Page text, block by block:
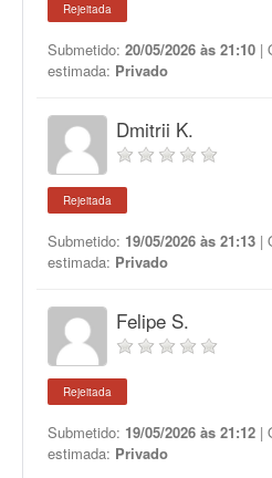
Rejeitada
Submetido: 20/05/2026 às 21:10 |
estimada: Privado
Dmitrii K.
Rejeitada
Submetido: 19/05/2026 às 21:13 |
estimada: Privado
Felipe S.
Rejeitada
Submetido: 19/05/2026 às 21:12 |
estimada: Privado